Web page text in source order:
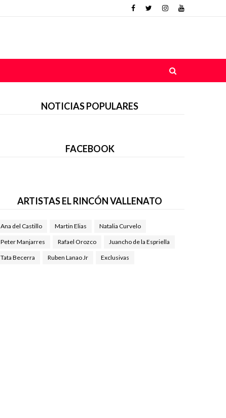
NOTICIAS POPULARES
FACEBOOK
ARTISTAS EL RINCÓN VALLENATO
Ana del Castillo Martin Elias Natalia Curvelo
Peter Manjarres Rafael Orozco Juancho de la Espriella
Tata Becerra Ruben Lanao Jr Exclusivas